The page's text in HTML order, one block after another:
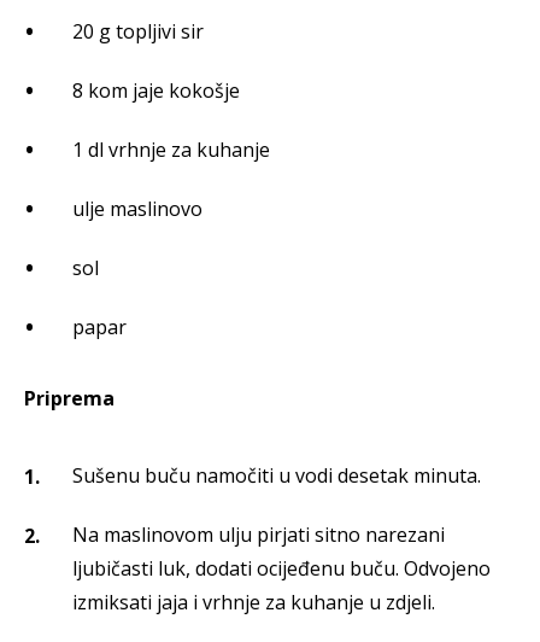
20 g topljivi sir
8 kom jaje kokošje
1 dl vrhnje za kuhanje
ulje maslinovo
sol
papar
Priprema
Sušenu buču namočiti u vodi desetak minuta.
Na maslinovom ulju pirjati sitno narezani
ljubičasti luk, dodati ocijeđenu buču. Odvojeno
izmiksati jaja i vrhnje za kuhanje u zdjeli.